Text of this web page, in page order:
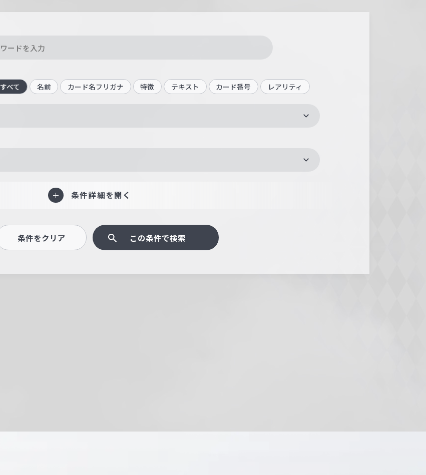
すべて 名前 カード名フリガナ 特徴 テキスト カード番号 レアリティ
条件詳細を開く
条件をクリア この条件で検索